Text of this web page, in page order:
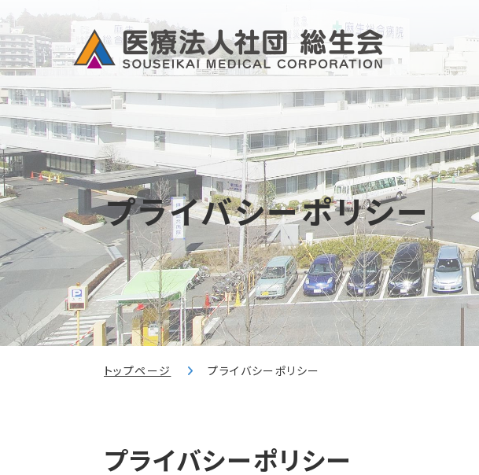
プライバシーポリシー
トップページ プライバシーポリシー
プライバシーポリシー